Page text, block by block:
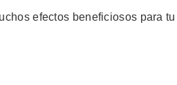
efectos beneficiosos para